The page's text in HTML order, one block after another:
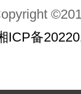
ICP备